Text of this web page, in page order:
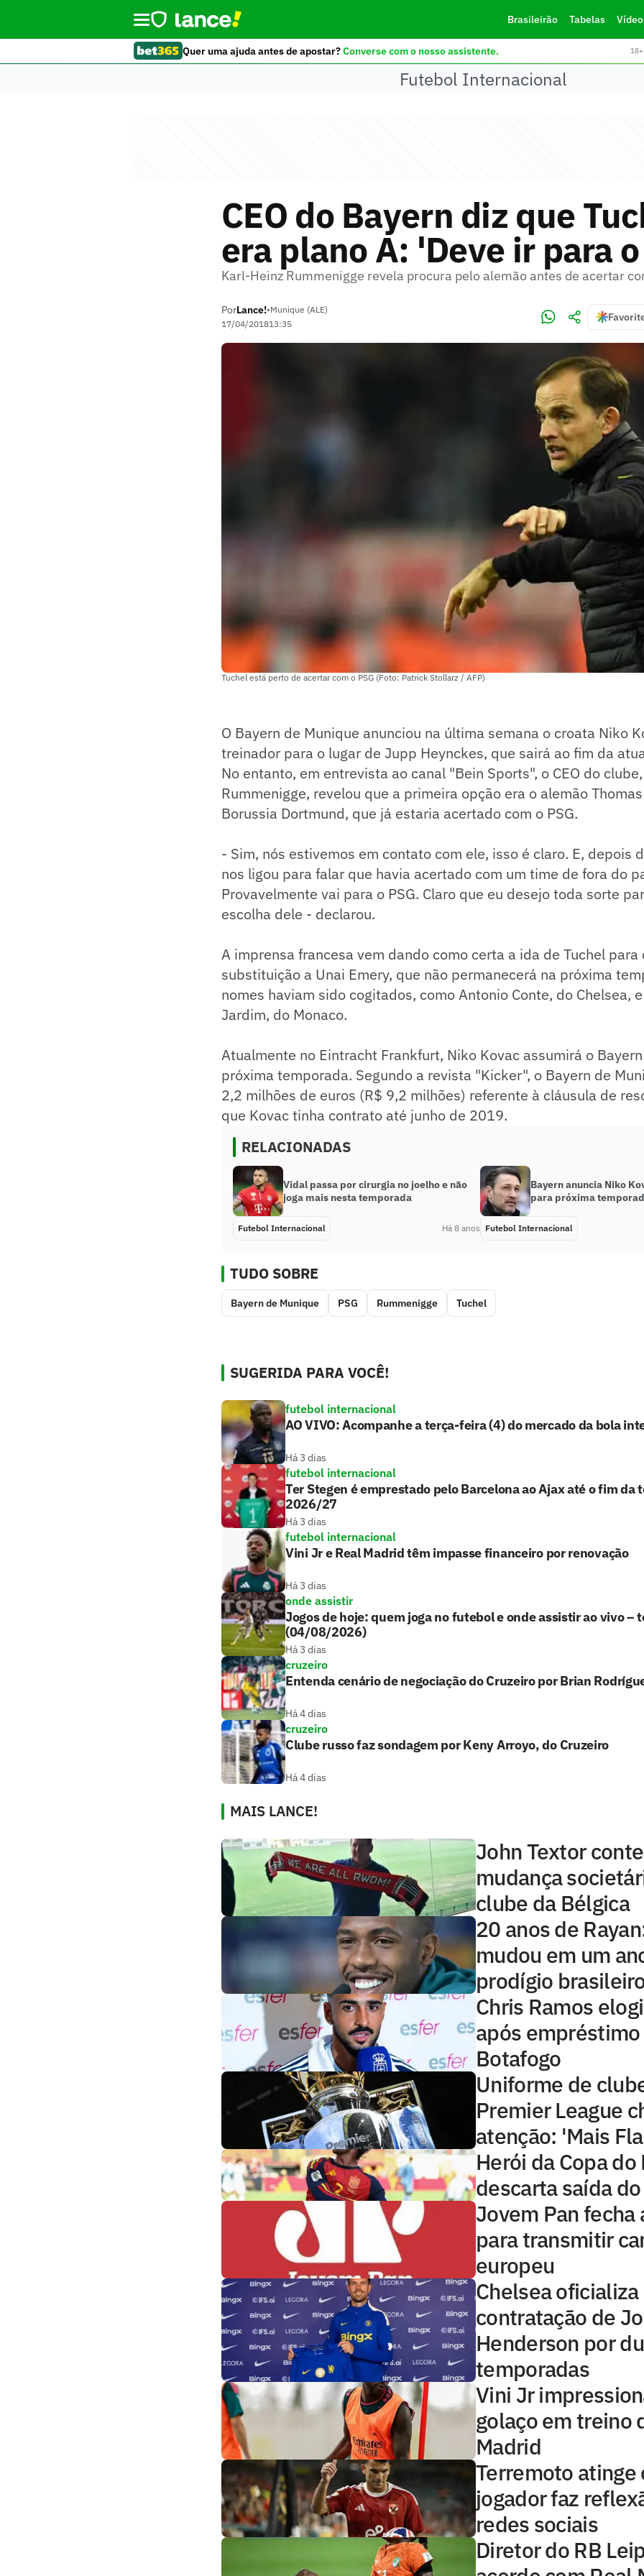
Brasileirão Tabelas
Quer uma ajuda antes de apostar?Converse com o nosso assistente.
Futebol Internacional
CEO do Bayern diz que
era plano A: 'Deve ir para
Karl-Heinz Rummenigge revela procura pelo alemão antes de acertar
PorLance!•Munique (ALE)
17/04/201813:35
Tuchel está perto de acertar com o PSG (Foto: Patrick Stollarz / AFP)
O Bayern de Munique anunciou na última semana o croata Niko
treinador para o lugar de Jupp Heynckes, que sairá ao fim da
No entanto, em entrevista ao canal "Bein Sports", o CEO do
Rummenigge, revelou que a primeira opção era o alemão
Borussia Dortmund, que já estaria acertado com o PSG.
- Sim, nós estivemos em contato com ele, isso é claro. E, depois
nos ligou para falar que havia acertado com um time de fora do
Provavelmente vai para o PSG. Claro que eu desejo toda sorte
escolha dele - declarou.
A imprensa francesa vem dando como certa a ida de Tuchel para
substituição a Unai Emery, que não permanecerá na próxima
nomes haviam sido cogitados, como Antonio Conte, do Chelsea,
Jardim, do Monaco.
Atualmente no Eintracht Frankfurt, Niko Kovac assumirá o
próxima temporada. Segundo a revista "Kicker", o Bayern de
2,2 milhões de euros (R$ 9,2 milhões) referente à cláusula de
que Kovac tinha contrato até junho de 2019.
RELACIONADAS
Vidal passa por cirurgia no joelho e não
joga mais nesta temporada
Futebol Internacional Há 8 anos
Bayern anuncia Niko
para próxima
Futebol Internacional
TUDO SOBRE
Bayern de Munique PSG Rummenigge Tuchel
SUGERIDA PARA VOCÊ!
futebol internacional
AO VIVO: Acompanhe a terça-feira (4) do mercado da bola
Há 3 dias
futebol internacional
Ter Stegen é emprestado pelo Barcelona ao Ajax até o fim da
2026/27
Há 3 dias
futebol internacional
Vini Jr e Real Madrid têm impasse financeiro por renovação
Há 3 dias
onde assistir
Jogos de hoje: quem joga no futebol e onde assistir ao vivo –
(04/08/2026)
Há 3 dias
cruzeiro
Entenda cenário de negociação do Cruzeiro por Brian
Há 4 dias
cruzeiro
Clube russo faz sondagem por Keny Arroyo, do Cruzeiro
Há 4 dias
MAIS LANCE!
John Textor
mudança
clube da Bélgica
20 anos de
mudou em um
prodígio
Chris Ramos
após
Botafogo
Uniforme de
Premier League
atenção: 'Mais
Herói da Copa do
descarta saída
Jovem Pan fecha
para transmitir
europeu
Chelsea oficializa
contratação de
Henderson por
temporadas
Vini Jr
golaço em treino
Madrid
Terremoto atinge
jogador faz
redes sociais
Diretor do RB